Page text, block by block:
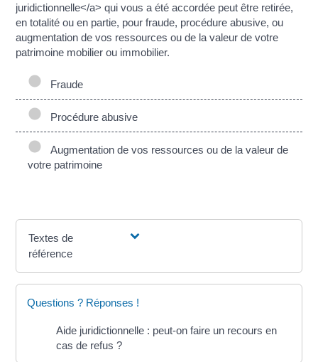
juridictionnelle</a> qui vous a été accordée peut être retirée,
en totalité ou en partie, pour fraude, procédure abusive, ou
augmentation de vos ressources ou de la valeur de votre
patrimoine mobilier ou immobilier.
Fraude
Procédure abusive
Augmentation de vos ressources ou de la valeur de
votre patrimoine
Textes de
référence
Questions ? Réponses !
Aide juridictionnelle : peut-on faire un recours en
cas de refus ?